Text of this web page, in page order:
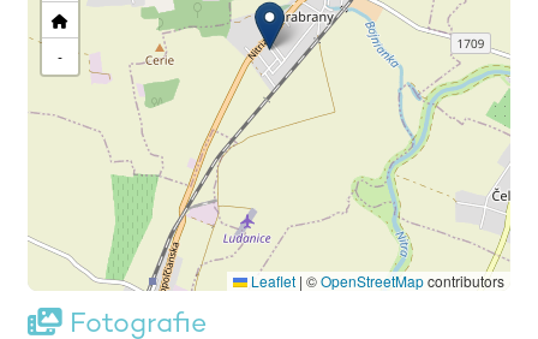
-
Leaflet | ©OpenStreetMapcontributors
Fotografie